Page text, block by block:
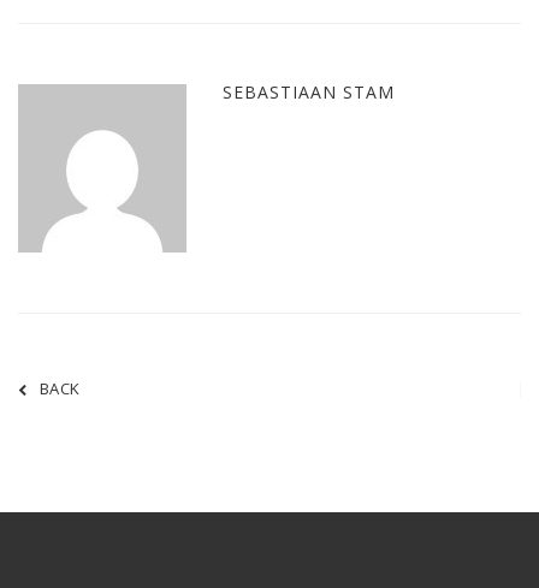
SEBASTIAAN STAM
BACK